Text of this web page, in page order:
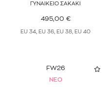
ΓΥΝΑΙΚΕΙΟ ΣΑΚΑΚΙ
495,00 €
EU 34, EU 36, EU 38, EU 40
FW26
NEO